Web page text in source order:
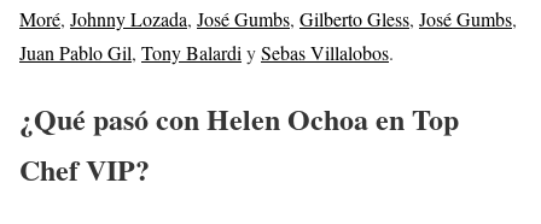
Moré, Johnny Lozada, José Gumbs, Gilberto Gless, José Gumbs,
Juan Pablo Gil, Tony BalardiySebas Villalobos.
¿Qué pasó con Helen Ochoa en Top
Chef VIP?